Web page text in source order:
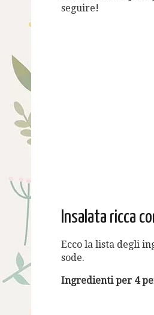
seguire!
Insalata ricca
Ecco la lista degli
sode.
Ingredienti per 4